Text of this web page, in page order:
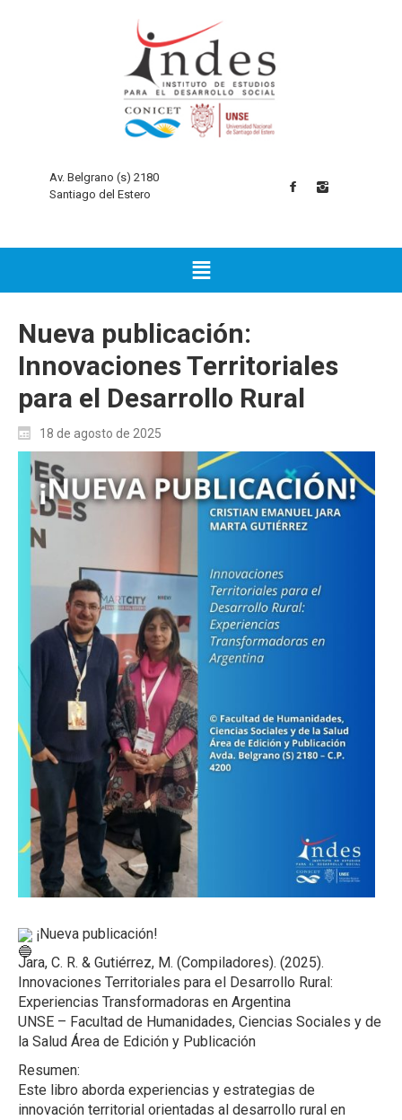
Av. Belgrano (s) 2180
Santiago del Estero
Nueva publicación:
Innovaciones Territoriales
para el Desarrollo Rural
18 de agosto de 2025
¡Nueva publicación!
Jara, C. R. & Gutiérrez, M. (Compiladores). (2025).
Innovaciones Territoriales para el Desarrollo Rural:
Experiencias Transformadoras en Argentina
UNSE – Facultad de Humanidades, Ciencias Sociales y de
la Salud Área de Edición y Publicación
Resumen:
Este libro aborda experiencias y estrategias de
innovación territorial orientadas al desarrollo rural en